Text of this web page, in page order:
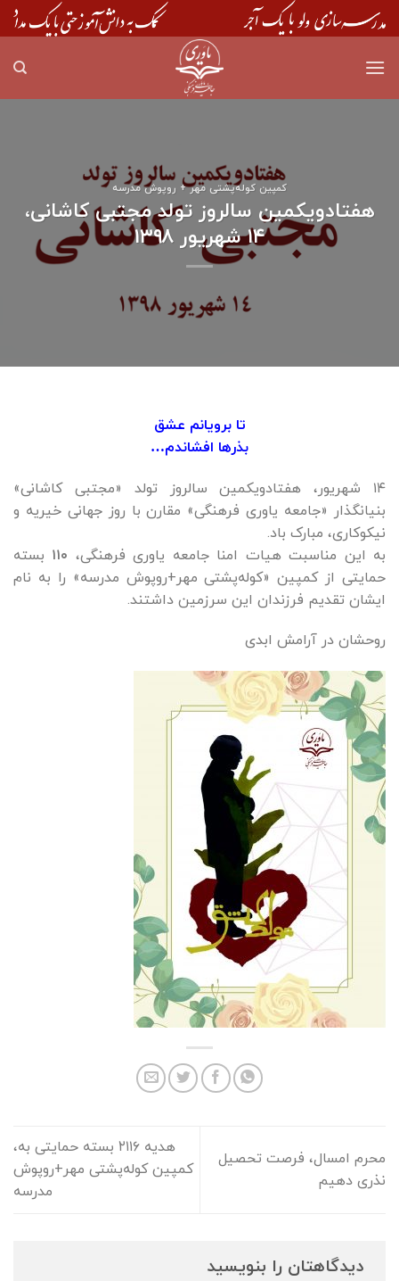
Skip
to
کمپین کوله‌پشتی مهر + روپوش مدرسه
هفتادویکمین سالروز تولد مجتبی کاشانی،
۱۴ شهریور ۱۳۹۸
تا برویانم عشق
بذرها افشاندم…
۱۴ شهریور، هفتادویکمین سالروز تولد «مجتبی کاشانی»
بنیانگذار «جامعه یاوری فرهنگی» مقارن با روز جهانی خیریه و
نیکوکاری، مبارک باد.
به این مناسبت هیات امنا جامعه یاوری فرهنگی، ۱۱۰ بسته
حمایتی از کمپین «کوله‌پشتی مهر+روپوش مدرسه» را به نام
ایشان تقدیم فرزندان این سرزمین داشتند.
روحشان در آرامش ابدی
محرم امسال، فرصت تحصیل
نذری دهیم
هدیه ۲۱۱۶ بسته حمایتی به،
کمپین کوله‌پشتی مهر+روپوش
مدرسه
دیدگاهتان را بنویسید